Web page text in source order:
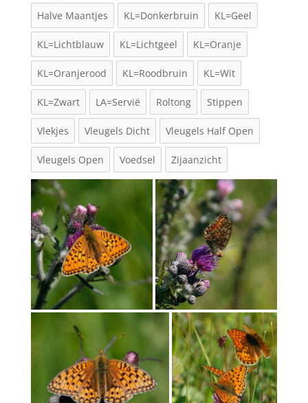
Halve Maantjes KL=Donkerbruin KL=Geel
KL=Lichtblauw KL=Lichtgeel KL=Oranje
KL=Oranjerood KL=Roodbruin KL=Wit
KL=Zwart LA=Servië Roltong Stippen
Vlekjes Vleugels Dicht Vleugels Half Open
Vleugels Open Voedsel Zijaanzicht